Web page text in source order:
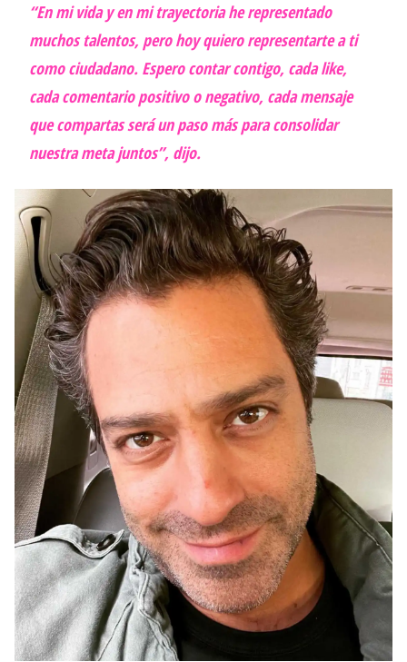
“En mi vida y en mi trayectoria he representado
muchos talentos, pero hoy quiero representarte a ti
como ciudadano. Espero contar contigo, cada like,
cada comentario positivo o negativo, cada mensaje
que compartas será un paso más para consolidar
nuestra meta juntos”, dijo.